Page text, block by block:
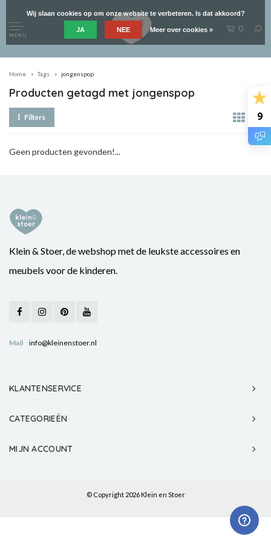
9
MENU
0
Home Tags jongenspop
Producten getagd met jongenspop
Filters
Geen producten gevonden!...
Klein & Stoer, de webshop met de leukste accessoires en
meubels voor de kinderen.
Mail info@kleinenstoer.nl
KLANTENSERVICE
CATEGORIEËN
MIJN ACCOUNT
© Copyright 2026 Klein en Stoer
Wij slaan cookies op om onze website te verbeteren. Is dat akkoord?
JA NEE Meer over cookies »